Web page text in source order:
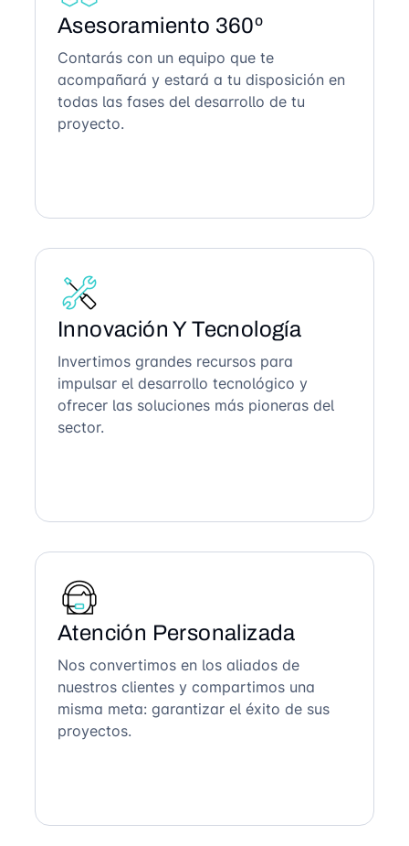
Asesoramiento 360º
Contarás con un equipo que te
acompañará y estará a tu disposición en
todas las fases del desarrollo de tu
proyecto.
Innovación Y Tecnología
Invertimos grandes recursos para
impulsar el desarrollo tecnológico y
ofrecer las soluciones más pioneras del
sector.
Atención Personalizada
Nos convertimos en los aliados de
nuestros clientes y compartimos una
misma meta: garantizar el éxito de sus
proyectos.